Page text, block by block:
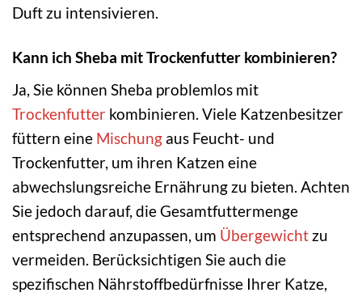
Duft zu intensivieren.
Kann ich Sheba mit Trockenfutter kombinieren?
Ja, Sie können Sheba problemlos mit
Trockenfutter kombinieren. Viele Katzenbesitzer
füttern eine Mischung aus Feucht- und
Trockenfutter, um ihren Katzen eine
abwechslungsreiche Ernährung zu bieten. Achten
Sie jedoch darauf, die Gesamtfuttermenge
entsprechend anzupassen, um Übergewicht zu
vermeiden. Berücksichtigen Sie auch die
spezifischen Nährstoffbedürfnisse Ihrer Katze,